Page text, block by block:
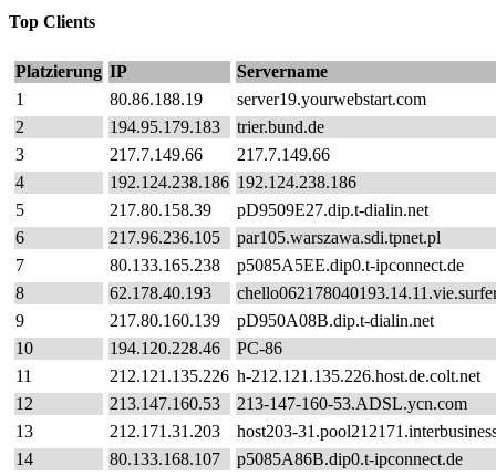
Top Clients
Platzierung IP
Servername
1
80.86.188.19
server19.yourwebstart.com
2
194.95.179.183
trier.bund.de
3
217.7.149.66
217.7.149.66
4
192.124.238.186 192.124.238.186
5
217.80.158.39
pD9509E27.dip.t-dialin.net
6
217.96.236.105
par105.warszawa.sdi.tpnet.pl
7
80.133.165.238
p5085A5EE.dip0.t-ipconnect.de
8
62.178.40.193
9
217.80.160.139
pD950A08B.dip.t-dialin.net
10
194.120.228.46
PC-86
11
212.121.135.226 h-212.121.135.226.host.de.colt.net
12
213.147.160.53
213-147-160-53.ADSL.ycn.com
13
212.171.31.203
host203-
14
80.133.168.107
p5085A86B.dip0.t-ipconnect.de